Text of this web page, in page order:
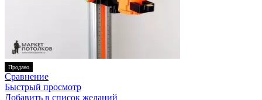
Продано
Сравнение
Быстрый просмотр
Добавить в список желаний